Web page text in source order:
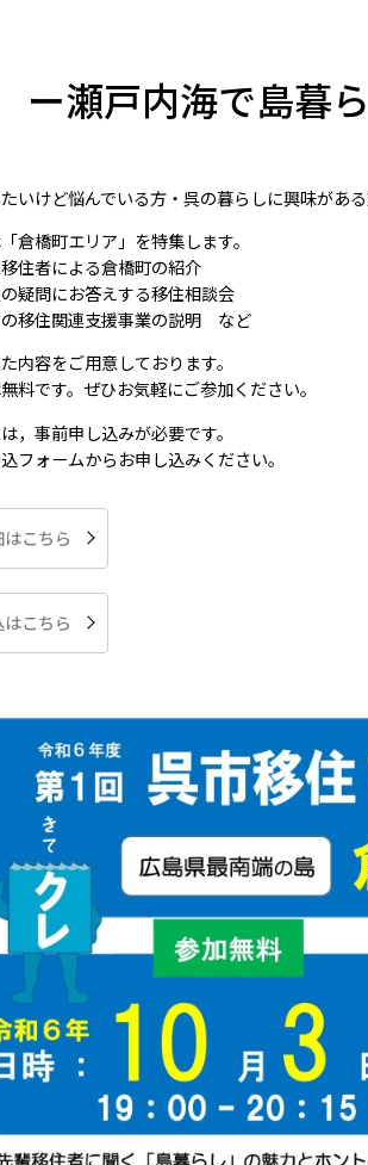
ー瀬戸内海で島暮
いけど悩んでいる方・呉の暮らしに興味がある
倉橋町エリア」を特集します。
移住者による倉橋町の紹介
の疑問にお答えする移住相談会
の移住関連支援事業の説明 など
内容をご用意しております。
料です。ぜひお気軽にご参加ください。
，事前申し込みが必要です。
フォームからお申し込みください。
こちら
はこちら